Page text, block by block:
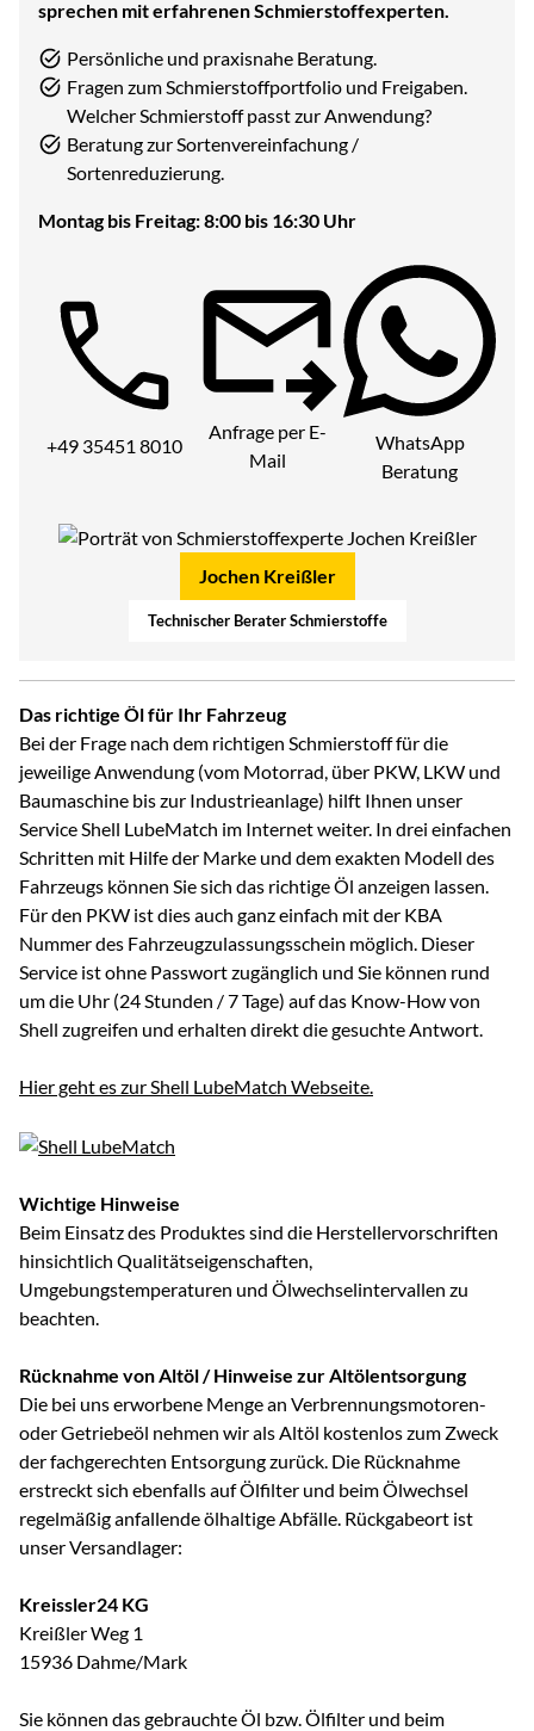
sprechen mit erfahrenen Schmierstoffexperten.
Persönliche und praxisnahe Beratung.
Fragen zum Schmierstoffportfolio und Freigaben.
Welcher Schmierstoff passt zur Anwendung?
Beratung zur Sortenvereinfachung /
Sortenreduzierung.
Montag bis Freitag: 8:00 bis 16:30 Uhr
Telefon:
+49 35451 8010
Anfrage per E-
Mail
WhatsApp
Beratung
Jochen Kreißler
Technischer Berater Schmierstoffe
Das richtige Öl für Ihr Fahrzeug
Bei der Frage nach dem richtigen Schmierstoff für die
jeweilige Anwendung (vom Motorrad, über PKW, LKW und
Baumaschine bis zur Industrieanlage) hilft Ihnen unser
Service Shell LubeMatch im Internet weiter. In drei einfachen
Schritten mit Hilfe der Marke und dem exakten Modell des
Fahrzeugs können Sie sich das richtige Öl anzeigen lassen.
Für den PKW ist dies auch ganz einfach mit der KBA
Nummer des Fahrzeugzulassungsschein möglich. Dieser
Service ist ohne Passwort zugänglich und Sie können rund
um die Uhr (24 Stunden / 7 Tage) auf das Know-How von
Shell zugreifen und erhalten direkt die gesuchte Antwort.
Hier geht es zur Shell LubeMatch Webseite.
Wichtige Hinweise
Beim Einsatz des Produktes sind die Herstellervorschriften
hinsichtlich Qualitätseigenschaften,
Umgebungstemperaturen und Ölwechselintervallen zu
beachten.
Rücknahme von Altöl / Hinweise zur Altölentsorgung
Die bei uns erworbene Menge an Verbrennungsmotoren-
oder Getriebeöl nehmen wir als Altöl kostenlos zum Zweck
der fachgerechten Entsorgung zurück. Die Rücknahme
erstreckt sich ebenfalls auf Ölfilter und beim Ölwechsel
regelmäßig anfallende ölhaltige Abfälle. Rückgabeort ist
unser Versandlager:
Kreissler24 KG
Kreißler Weg 1
15936 Dahme/Mark
Sie können das gebrauchte Öl bzw. Ölfilter und beim